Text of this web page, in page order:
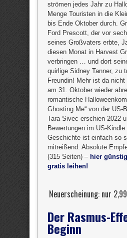
strömen jedes Jahr zu
Menge Touristen in die
bis Ende Oktober durch.
Ford Prescott, der vor
seines Großvaters erbte,
diesen Monat in Harvest
verbringen … und dort
quirlige Sidney Tanner, zu
Freundin! Mehr ist da
am 31. Oktober wieder
romantische
Ghosting Me“ von der US-
Tara Sivec erschien 2022
Bewertungen im US-Kindle
Geschichte ist einfach so
mitreißend. Absolute
(315 Seiten) – hier
gratis leihen!
Neuerscheinung: nur
Der Rasmus-
Beginn